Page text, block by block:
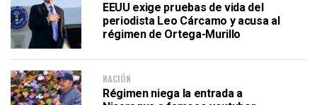
EEUU exige pruebas de vida del
periodista Leo Cárcamo y acusa al
régimen de Ortega-Murillo
NACIÓN
Régimen niega la entrada a